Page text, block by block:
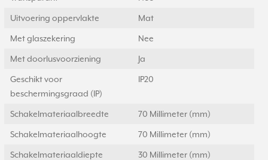
Uitvoering oppervlakte Mat
Met glaszekering Nee
Met doorlusvoorziening Ja
Geschikt voor
beschermingsgraad (IP)
IP20
Schakelmateriaalbreedte 70 Millimeter (mm)
Schakelmateriaalhoogte 70 Millimeter (mm)
Schakelmateriaaldiepte 30 Millimeter (mm)